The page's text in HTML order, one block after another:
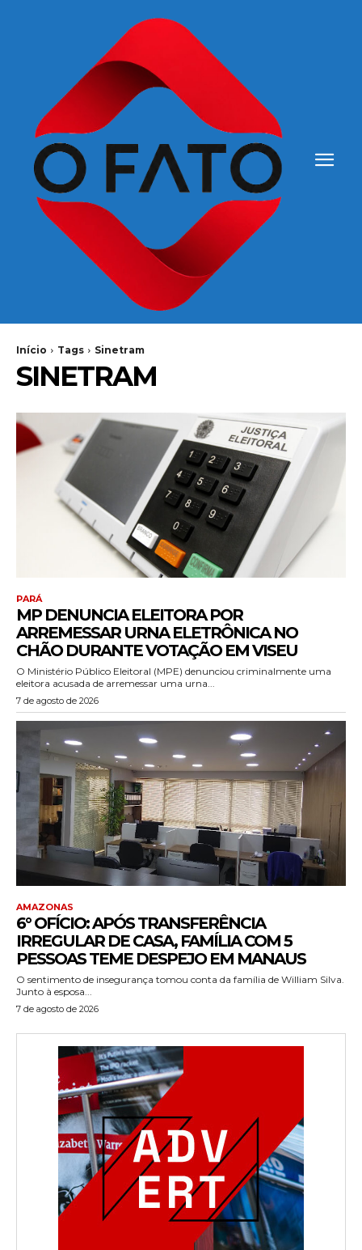
Início Tags Sinetram
SINETRAM
PARÁ
MP DENUNCIA ELEITORA POR
ARREMESSAR URNA ELETRÔNICA NO
CHÃO DURANTE VOTAÇÃO EM VISEU
O Ministério Público Eleitoral (MPE) denunciou criminalmente uma
eleitora acusada de arremessar uma urna...
7 de agosto de 2026
AMAZONAS
6° OFÍCIO: APÓS TRANSFERÊNCIA
IRREGULAR DE CASA, FAMÍLIA COM 5
PESSOAS TEME DESPEJO EM MANAUS
O sentimento de insegurança tomou conta da família de William Silva.
Junto à esposa...
7 de agosto de 2026